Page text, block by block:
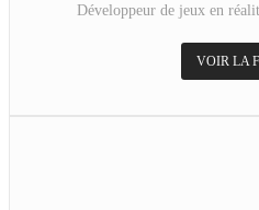
Développeur de jeux en
VOIR LA